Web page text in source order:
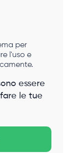
per
l'uso e
essere
le tue